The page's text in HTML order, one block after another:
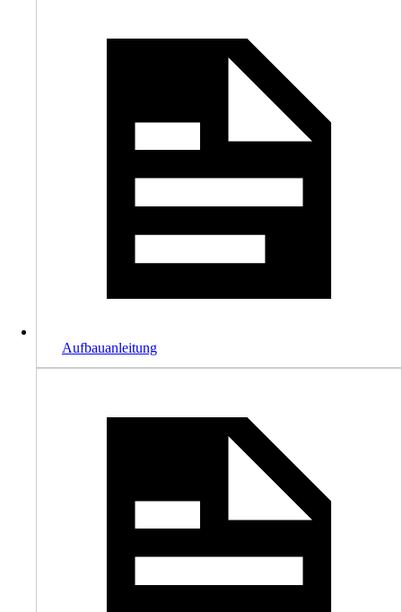
Aufbauanleitung